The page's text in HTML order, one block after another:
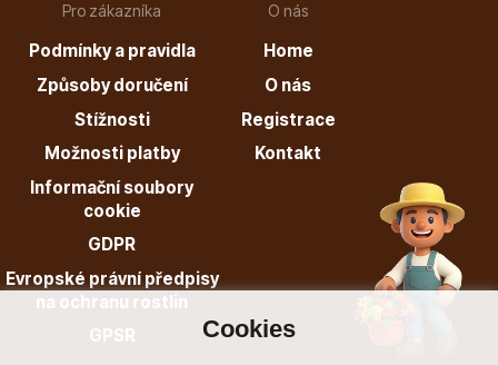
Cookies
Azalky a rododendrony
Pro zákazníka
Podmínky a pravidla
Způsoby doručení
Stížnosti
Možnosti platby
Informační soubory
cookie
GDPR
Evropské právní předpisy
na ochranu rostlin
GPSR
O nás
Home
O nás
Registrace
Kontakt